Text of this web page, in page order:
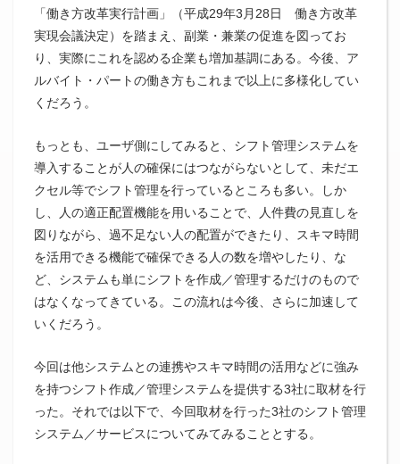
「働き方改革実行計画」（平成29年3月28日 働き方改革
実現会議決定）を踏まえ、副業・兼業の促進を図ってお
り、実際にこれを認める企業も増加基調にある。今後、ア
ルバイト・パートの働き方もこれまで以上に多様化してい
くだろう。
もっとも、ユーザ側にしてみると、シフト管理システムを
導入することが人の確保にはつながらないとして、未だエ
クセル等でシフト管理を行っているところも多い。しか
し、人の適正配置機能を用いることで、人件費の見直しを
図りながら、過不足ない人の配置ができたり、スキマ時間
を活用できる機能で確保できる人の数を増やしたり、な
ど、システムも単にシフトを作成／管理するだけのもので
はなくなってきている。この流れは今後、さらに加速して
いくだろう。
今回は他システムとの連携やスキマ時間の活用などに強み
を持つシフト作成／管理システムを提供する3社に取材を行
った。それでは以下で、今回取材を行った3社のシフト管理
システム／サービスについてみてみることとする。